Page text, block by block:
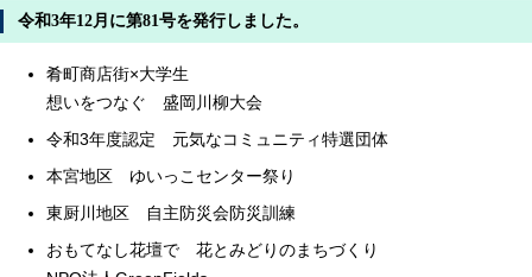
令和3年12月に第81号を発行しました。
肴町商店街×大学生
想いをつなぐ 盛岡川柳大会
令和3年度認定 元気なコミュニティ特選団体
本宮地区 ゆいっこセンター祭り
東厨川地区 自主防災会防災訓練
おもてなし花壇で 花とみどりのまちづくり